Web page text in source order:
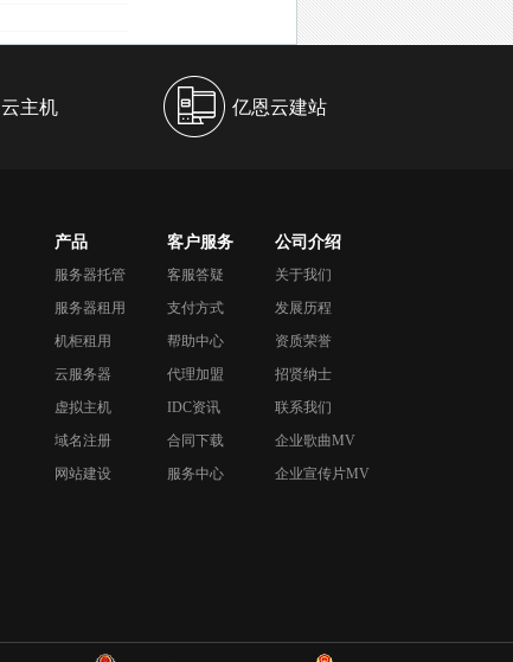
云主机 亿恩云建站
产品
服务器托管
服务器租用
机柜租用
云服务器
虚拟主机
域名注册
网站建设
客户服务
客服答疑
支付方式
帮助中心
代理加盟
IDC资讯
合同下载
服务中心
公司介绍
关于我们
发展历程
资质荣誉
招贤纳士
联系我们
企业歌曲MV
企业宣传片MV